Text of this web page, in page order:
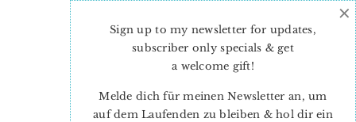
Sign up to my newsletter for updates,
subscriber only specials & get
a welcome gift!
Melde dich für meinen Newsletter an, um
auf dem Laufenden zu bleiben & hol dir ein
×